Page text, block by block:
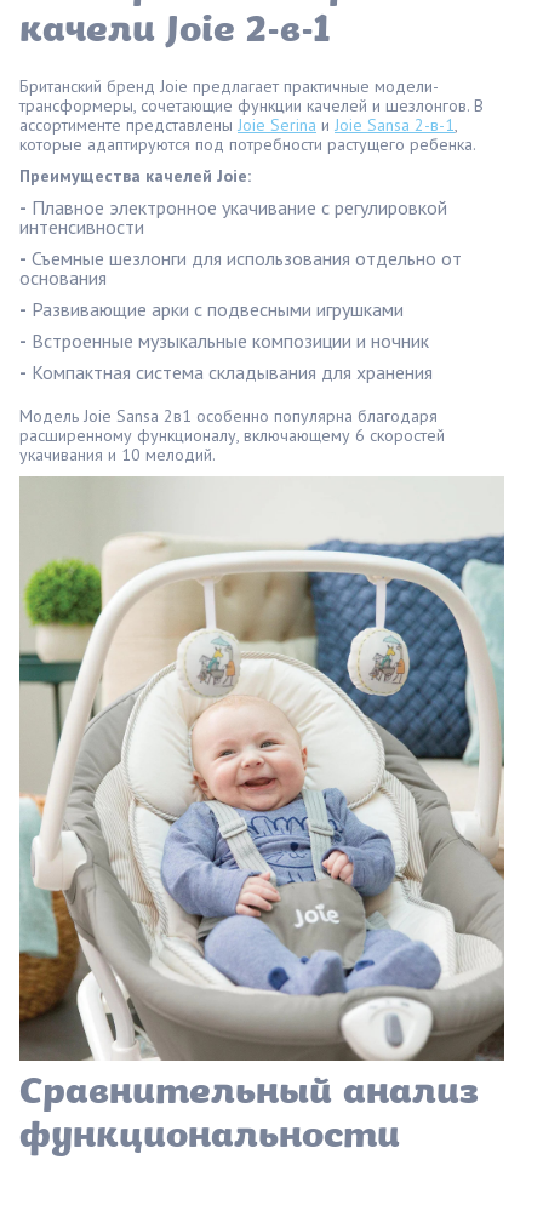
качели Joie 2-в-1
Британский бренд Joie предлагает практичные модели-
трансформеры, сочетающие функции качелей и шезлонгов. В
ассортименте представлены Joie Serina и Joie Sansa 2-в-1
которые адаптируются под потребности растущего ребенка.
Преимущества качелей Joie:
- Плавное электронное укачивание с регулировкой
интенсивности
- Съемные шезлонги для использования отдельно от
основания
- Развивающие арки с подвесными игрушками
- Встроенные музыкальные композиции и ночник
- Компактная система складывания для хранения
Модель Joie Sansa 2в1 особенно популярна благодаря
расширенному функционалу, включающему 6 скоростей
укачивания и 10 мелодий.
Сравнительный анализ
функциональности